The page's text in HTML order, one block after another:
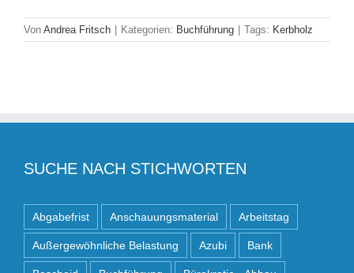
Von Andrea Fritsch Kategorien: Buchführung Tags: Kerbholz
SUCHE NACH STICHWORTEN
Abgabefrist Anschauungsmaterial Arbeitstag
Außergewöhnliche Belastung Azubi Bank